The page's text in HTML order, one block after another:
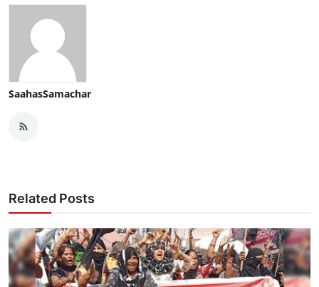
SaahasSamachar
Related Posts